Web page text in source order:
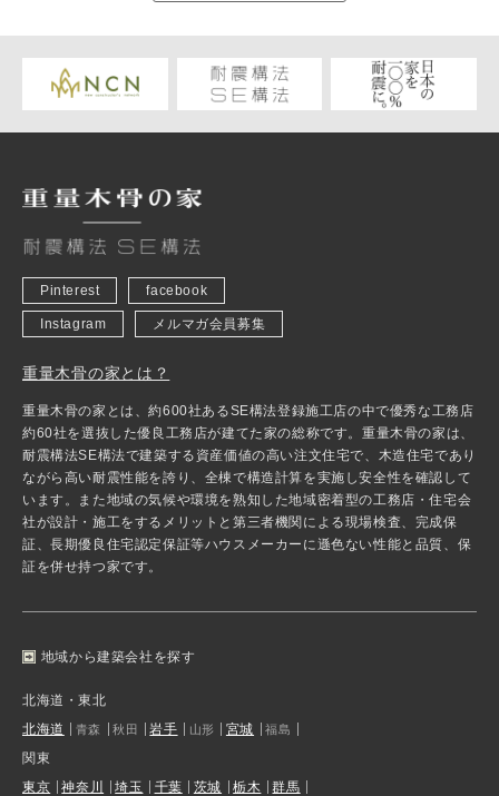
Pinterest facebook
Instagram メルマガ会員募集
重量木骨の家とは？
重量木骨の家とは、約600社あるSE構法登録施工店の中で優秀な工務店
約60社を選抜した優良工務店が建てた家の総称です。重量木骨の家は、
耐震構法SE構法で建築する資産価値の高い注文住宅で、木造住宅であり
ながら高い耐震性能を誇り、全棟で構造計算を実施し安全性を確認して
います。また地域の気候や環境を熟知した地域密着型の工務店・住宅会
社が設計・施工をするメリットと第三者機関による現場検査、完成保
証、長期優良住宅認定保証等ハウスメーカーに遜色ない性能と品質、保
証を併せ持つ家です。
地域から建築会社を探す
北海道・東北
北海道
青森 秋田 岩手 山形 宮城 福島
関東
東京
神奈川 埼玉 千葉 茨城 栃木
群馬